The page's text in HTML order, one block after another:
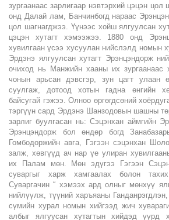
зургаанаас зарлигаар нэвтэрхий цэцэн цол
онд Далай лам, Банчинбогд нараас
цол шагнагджээ. Үүнээс хойш ялгуулсан
цэцэн хутагт хэмээжээ. 1880 онд
хувилгаан үсээ хусуулан нийслэлд номын
Эрдэнэ ялгуулсан хутагт Эрэнцэндорж
очиход нь Манжийн хааны их зургаанаас
чонын арьсан дэвсгэр, зун цагт улаан
суулгаж, дотоод хотын гадна өнгийн
байсугай гэжээ. Олноо өргөгдсөний
тэргүүн сард Эрдэнэ Шанзодовын шашны
зарлиг буулгасан нь: Сэцэнхан аймгийн
Эрэнцэндорж бол өндөр богд
Гомбодоржийн авга, Гэгээн сэцэнхан
залж, хөвгүүд ач нар үе улиран
их Палам мөн. Мөн эдүгээ Гэгээн
суваргыг харж хамгаалах болон
Суваргачин “ хэмээх ард олныг мөнхүү
нийлүүлж, түүний харъяаны
сүмийн хурал номын хийгээд жич
албыг ялгуусан хутагтын хийдэд үүрд